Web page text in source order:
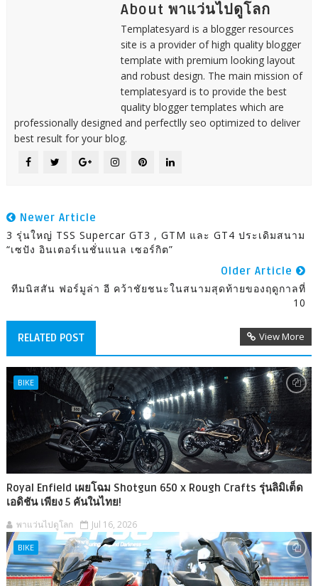
About พาแว่นไปดูโลก
Templatesyard is a blogger resources
site is a provider of high quality blogger
template with premium looking layout
and robust design. The main mission of
templatesyard is to provide the best
quality blogger templates which are
professionally designed and perfectlly seo optimized to deliver
best result for your blog.
Newer Article
3 รุ่นใหญ่ TSS Supercar GT3 , GTM และ GT4 ประเดิมสนาม
“เซปัง อินเตอร์เนชั่นแนล เซอร์กิต”
Older Article
ทีมนิสสัน ฟอร์มูล่า อี คว้าชัยชนะในสนามสุดท้ายของฤดูกาลที่
10
RELATED POST View More
BIKE
Royal Enfield เผยโฉม Shotgun 650 x Rough Crafts รุ่นลิมิเต็ด
เอดิชัน เพียง 5 คันในไทย!
พาแว่นไปดูโลก Jul 16, 2026
BIKE